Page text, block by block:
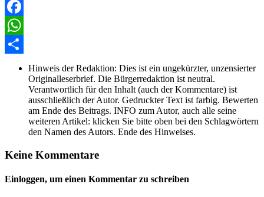
Facebook
WhatsApp
Hinweis der Redaktion: Dies ist ein ungekürzter, unzensierter
Originalleserbrief. Die Bürgerredaktion ist neutral.
Verantwortlich für den Inhalt (auch der Kommentare) ist
ausschließlich der Autor. Gedruckter Text ist farbig. Bewerten
am Ende des Beitrags. INFO zum Autor, auch alle seine
weiteren Artikel: klicken Sie bitte oben bei den Schlagwörtern
den Namen des Autors. Ende des Hinweises.
Keine Kommentare
Einloggen, um einen Kommentar zu schreiben